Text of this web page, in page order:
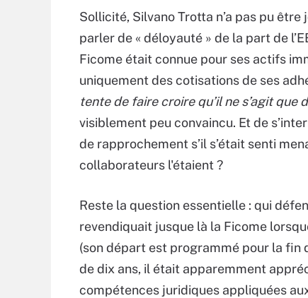
Sollicité, Silvano Trotta n’a pas pu être
parler de « déloyauté » de la part de
Ficome était connue pour ses actifs
uniquement des cotisations de ses
tente de faire croire qu’il ne s’agit que
visiblement peu convaincu. Et de
de rapprochement s’il s’était senti
collaborateurs l'étaient ?
Reste la question essentielle : qui
revendiquait jusque là la Ficome
(son départ est programmé pour la fin
de dix ans, il était apparemment
compétences juridiques appliquées